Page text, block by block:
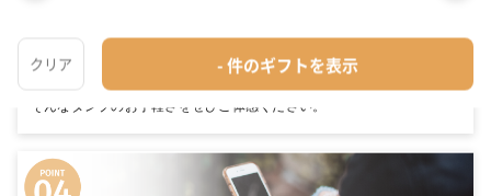
名入れや豊富なラッピング、そのまま渡せる完璧な装飾を たくさん選
択しても最短で翌日にお届けが可能です。「今日買って、明日届く」。
そんなタンプのお手軽さをぜひご体感ください。